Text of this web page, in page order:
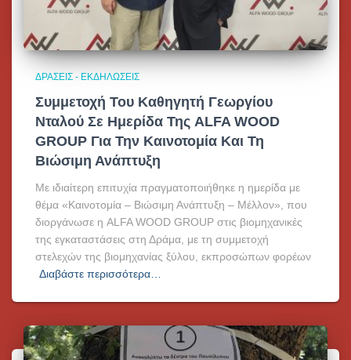
ΔΡΆΣΕΙΣ - ΕΚΔΗΛΏΣΕΙΣ
Συμμετοχή Του Καθηγητή Γεωργίου
Νταλού Σε Ημερίδα Της ALFA WOOD
GROUP Για Την Καινοτομία Και Τη
Βιώσιμη Ανάπτυξη
Με ιδιαίτερη επιτυχία πραγματοποιήθηκε η ημερίδα με
θέμα «Καινοτομία – Βιώσιμη Ανάπτυξη – Μέλλον», που
διοργάνωσε η ALFA WOOD GROUP στις βιομηχανικές
της εγκαταστάσεις στη Δράμα, με τη συμμετοχή
στελεχών της βιομηχανίας ξύλου, εκπροσώπων φορέων
Διαβάστε περισσότερα…